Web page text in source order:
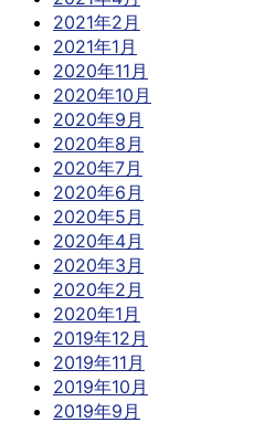
2021年2月
2021年1月
2020年11月
2020年10月
2020年9月
2020年8月
2020年7月
2020年6月
2020年5月
2020年4月
2020年3月
2020年2月
2020年1月
2019年12月
2019年11月
2019年10月
2019年9月